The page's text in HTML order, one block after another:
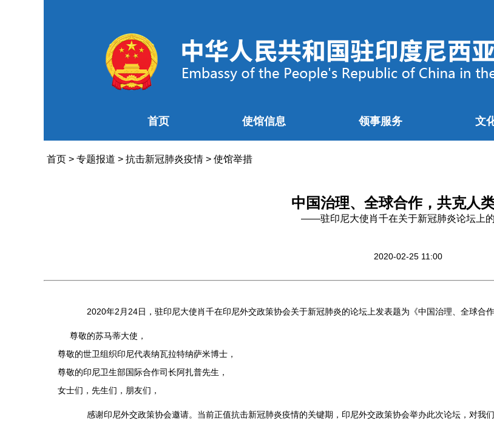
首页 使馆信息 领事服务 文
首页> 专题报道 > 抗击新冠肺炎疫情> 使馆举措
中国治理、全球合作，共克人
——驻印尼大使肖千在关于新冠肺炎论坛上
2020-02-25 11:00
2020年2月24日，驻印尼大使肖千在印尼外交政策协会关于新冠肺炎的论坛上发表题为《中国治理、全球合作
尊敬的苏马蒂大使，
尊敬的世卫组织印尼代表纳瓦拉特纳萨米博士，
尊敬的印尼卫生部国际合作司长阿扎普先生，
女士们，先生们，朋友们，
感谢印尼外交政策协会邀请。当前正值抗击新冠肺炎疫情的关键期，印尼外交政策协会举办此次论坛，对我们